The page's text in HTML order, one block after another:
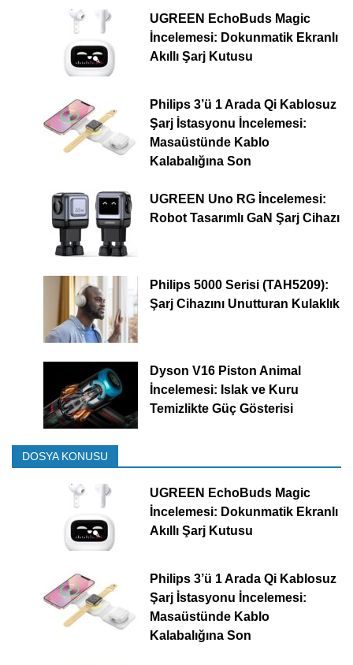
UGREEN EchoBuds Magic
İncelemesi: Dokunmatik Ekranlı
Akıllı Şarj Kutusu
Philips 3’ü 1 Arada Qi Kablosuz
Şarj İstasyonu İncelemesi:
Masaüstünde Kablo
Kalabalığına Son
UGREEN Uno RG İncelemesi:
Robot Tasarımlı GaN Şarj Cihazı
Philips 5000 Serisi (TAH5209):
Şarj Cihazını Unutturan Kulaklık
Dyson V16 Piston Animal
İncelemesi: Islak ve Kuru
Temizlikte Güç Gösterisi
DOSYA KONUSU
UGREEN EchoBuds Magic
İncelemesi: Dokunmatik Ekranlı
Akıllı Şarj Kutusu
Philips 3’ü 1 Arada Qi Kablosuz
Şarj İstasyonu İncelemesi:
Masaüstünde Kablo
Kalabalığına Son